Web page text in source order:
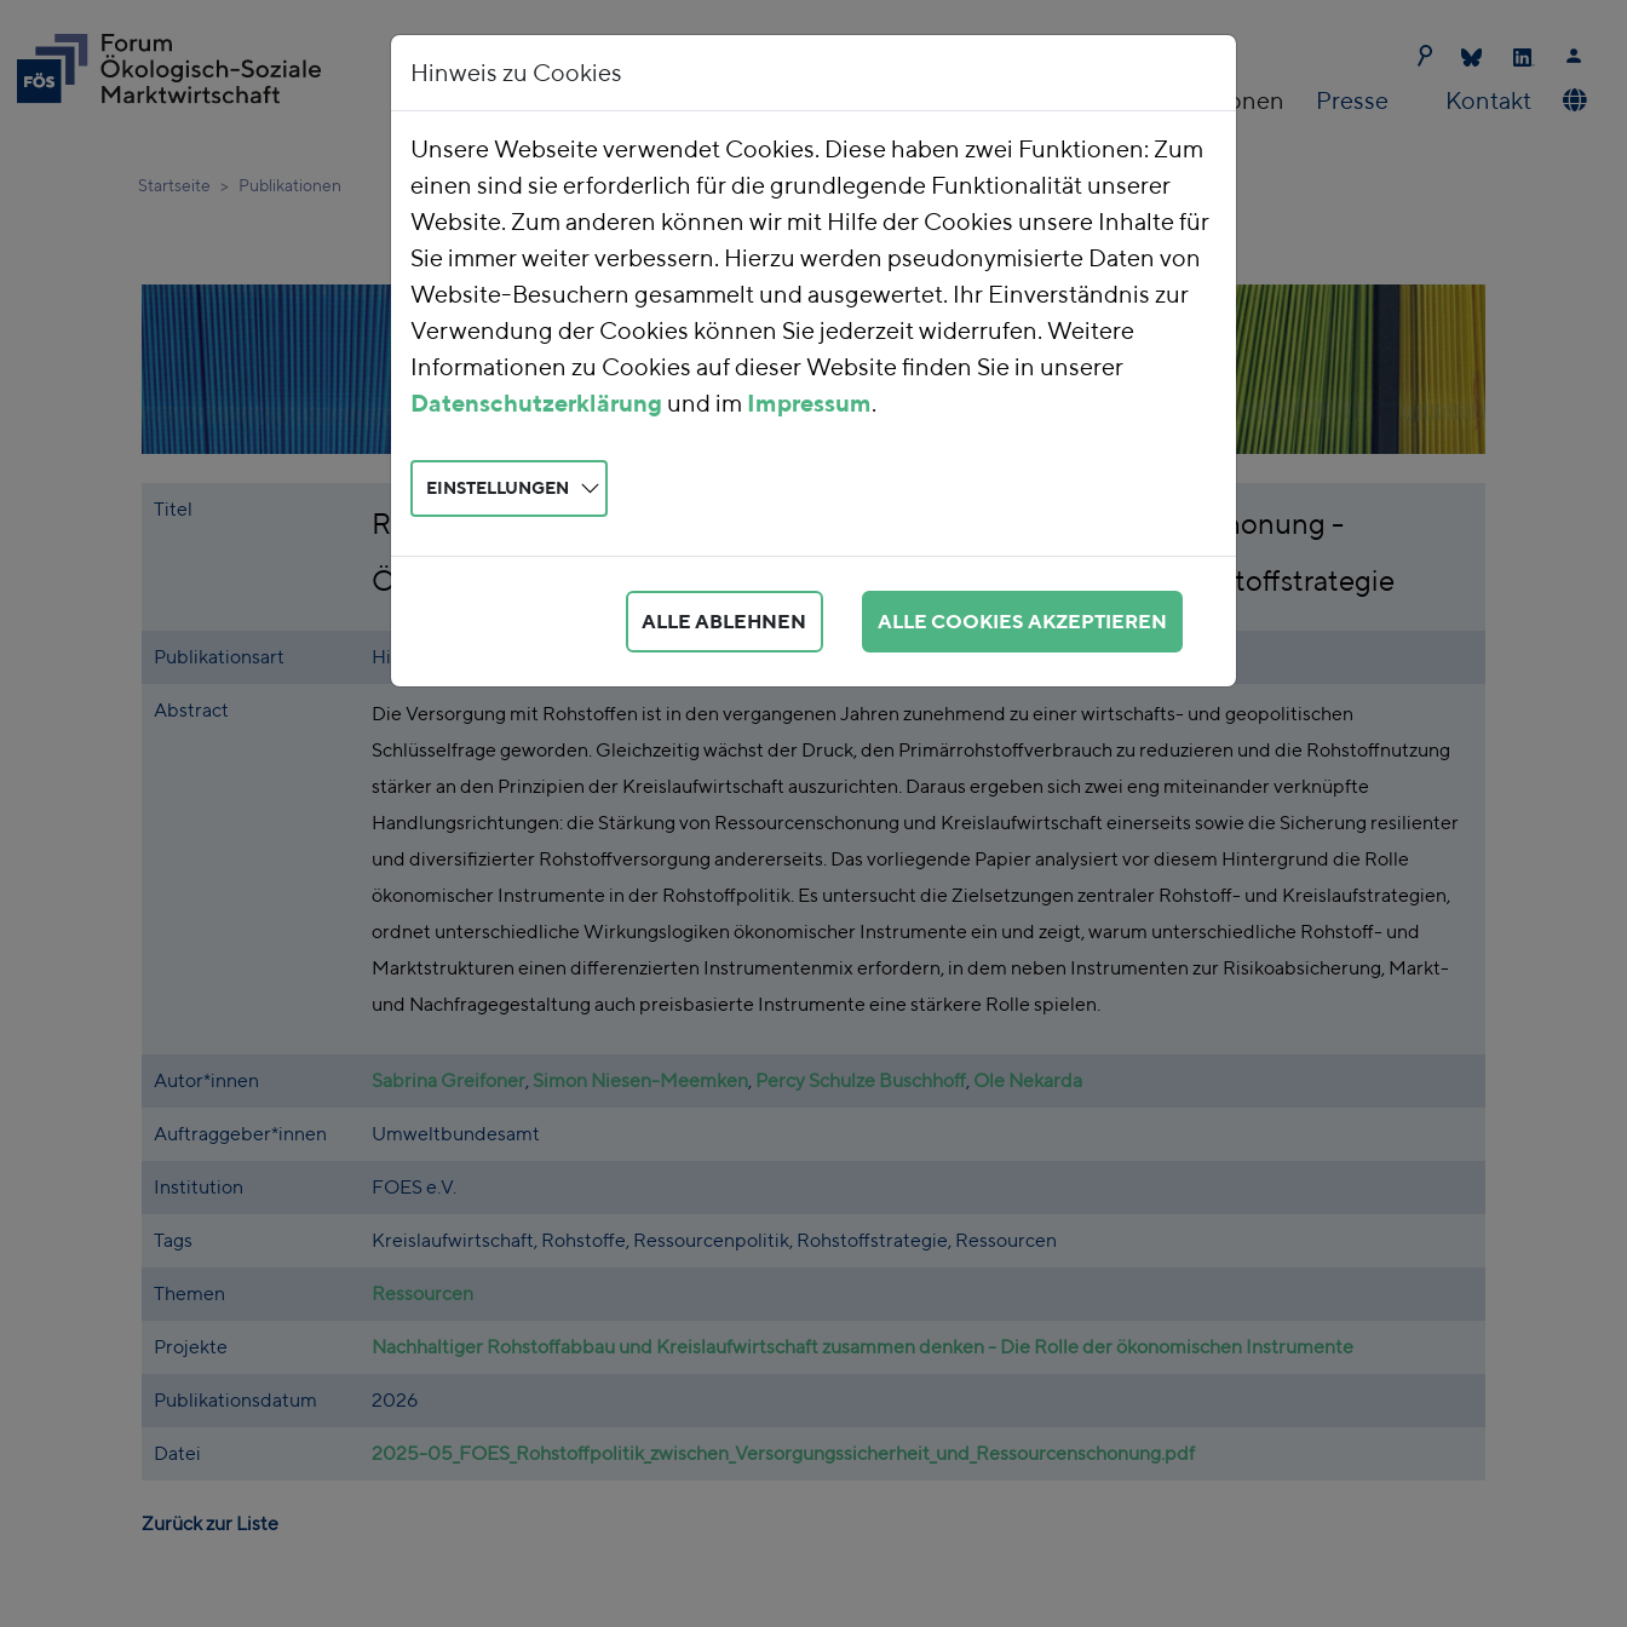
Publikationen Presse Kontakt
Startseite Publikationen
Titel
Rohstoffpolitik zwischen Versorgungssicherheit und Ressourcenschonung -
Ökonomische Instrumente für eine nachhaltige und resiliente Rohstoffstrategie
Publikationsart Hintergrundpapier
Abstract
Die Versorgung mit Rohstoffen ist in den vergangenen Jahren zunehmend zu einer wirtschafts- und geopolitischen
Schlüsselfrage geworden. Gleichzeitig wächst der Druck, den Primärrohstoffverbrauch zu reduzieren und die Rohstoffnutzung
stärker an den Prinzipien der Kreislaufwirtschaft auszurichten. Daraus ergeben sich zwei eng miteinander verknüpfte
Handlungsrichtungen: die Stärkung von Ressourcenschonung und Kreislaufwirtschaft einerseits sowie die Sicherung resilienter
und diversifizierter Rohstoffversorgung andererseits. Das vorliegende Papier analysiert vor diesem Hintergrund die Rolle
ökonomischer Instrumente in der Rohstoffpolitik. Es untersucht die Zielsetzungen zentraler Rohstoff- und Kreislaufstrategien,
ordnet unterschiedliche Wirkungslogiken ökonomischer Instrumente ein und zeigt, warum unterschiedliche Rohstoff- und
Marktstrukturen einen differenzierten Instrumentenmix erfordern, in dem neben Instrumenten zur Risikoabsicherung, Markt-
und Nachfragegestaltung auch preisbasierte Instrumente eine stärkere Rolle spielen.
Autor*innen Sabrina Greifoner Simon Niesen-Meemken Percy Schulze Buschhoff Ole Nekarda
Auftraggeber*innen Umweltbundesamt
Institution FOES e.V.
Tags Kreislaufwirtschaft, Rohstoffe, Ressourcenpolitik, Rohstoffstrategie, Ressourcen
Themen Ressourcen
Projekte Nachhaltiger Rohstoffabbau und Kreislaufwirtschaft zusammen denken - Die Rolle der ökonomischen Instrumente
Publikationsdatum 2026
Datei 2025-05_FOES_Rohstoffpolitik_zwischen_Versorgungssicherheit_und_Ressourcenschonung.pdf
Zurück zur Liste
Hinweis zu Cookies
Unsere Webseite verwendet Cookies. Diese haben zwei Funktionen: Zum
einen sind sie erforderlich für die grundlegende Funktionalität unserer
Website. Zum anderen können wir mit Hilfe der Cookies unsere Inhalte für
Sie immer weiter verbessern. Hierzu werden pseudonymisierte Daten von
Website-Besuchern gesammelt und ausgewertet. Ihr Einverständnis zur
Verwendung der Cookies können Sie jederzeit widerrufen. Weitere
Informationen zu Cookies auf dieser Website finden Sie in unserer
Datenschutzerklärung und im Impressum.
EINSTELLUNGEN
ALLE ABLEHNEN ALLE COOKIES AKZEPTIEREN